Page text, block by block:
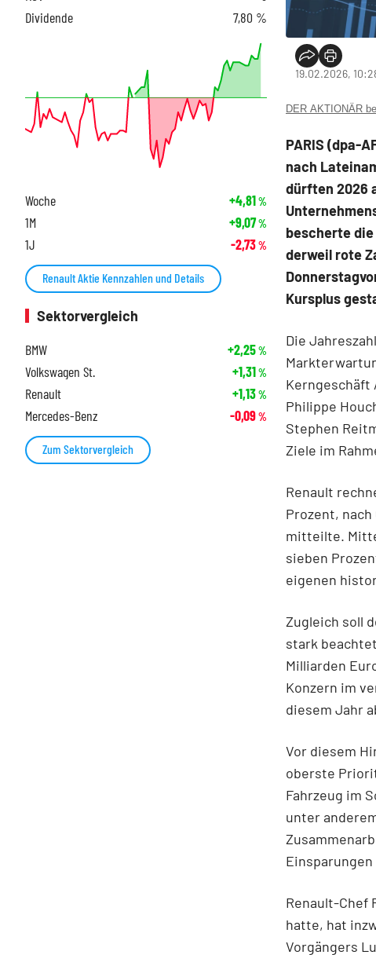
19.02.2026,
DER AKTIONÄR
PARIS (dpa-
nach
dürften 2026
bescherte
derweil rote
Kursplus
Die
Kerngeschäft
Philippe
Stephen
Ziele im
Renault
Prozent,
mitteilte.
sieben
eigenen
Zugleich soll
stark
Milliarden
Konzern im
diesem Jahr
Vor diesem
oberste
Fahrzeug im
unter
Renault-Chef
hatte, hat
Vorgängers
Dividende
7,80 %
Woche +4,81%
1M +9,07%
1J -2,73%
Renault Aktie Kennzahlen und Details
Sektorvergleich
BMW
+2,25%
Volkswagen St. +1,31%
Renault +1,13%
Mercedes-Benz -0,09%
Zum Sektorvergleich